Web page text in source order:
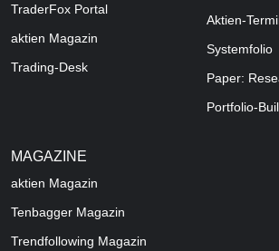
TraderFox Portal
aktien Magazin
Trading-Desk
Aktien-
Systemfolio
Paper:
Portfolio-
MAGAZINE
aktien Magazin
Tenbagger Magazin
Trendfollowing Magazin